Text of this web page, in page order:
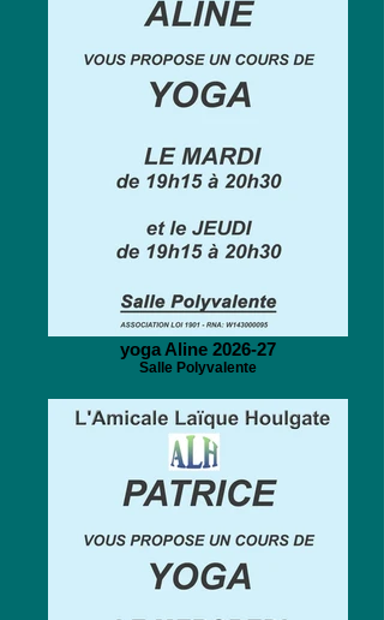
yoga Aline 2026-27
Salle Polyvalente